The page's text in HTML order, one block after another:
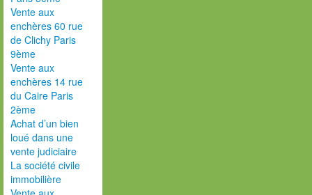
Vente aux
enchères 60 rue
de Clichy Paris
9ème
Vente aux
enchères 14 rue
du Caire Paris
2ème
Achat d’un bien
loué dans une
vente judiciaire
La société civile
immobilière